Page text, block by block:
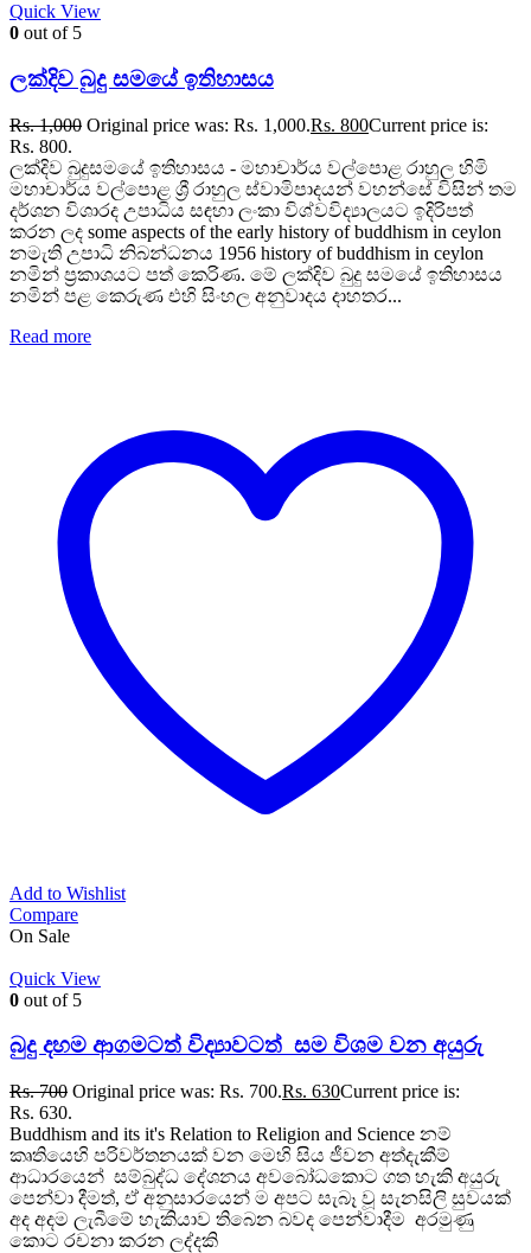
Quick View
0 out of 5
ලක්දිව බුදු සමයේ ඉතිහාසය
Rs.1,000 Original price was: Rs. 1,000.Rs. 800Current price is:
Rs. 800.
ලක්දිව බුදුසමයේ ඉතිහාසය - මහාචාර්ය වල්පොළ රාහුල හිමි
මහාචාර්ය වල්පොළ ශ්‍රී රාහුල ස්වාමිපාදයන් වහන්සේ විසින් තම
දර්ශන විශාරද උපාධිය සඳහා ලංකා විශ්වවිද්‍යාලයට ඉදිරිපත්
කරන ලද some aspects of the early history of buddhism in ceylon
නමැති උපාධි නිබන්ධනය 1956 history of buddhism in ceylon
නමින් ප්‍රකාශයට පත් කෙරිණ. මේ ලක්දිව බුදු සමයේ ඉතිහාසය
නමින් පළ කෙරුණ එහි සිංහල අනුවාදය දාහතර...
Read more
Add to Wishlist
Compare
On Sale
Quick View
0 out of 5
බුදු දහම ආගමටත් විද්‍යාවටත් සම විශම වන අයුරු
Rs.700 Original price was: Rs. 700.Rs. 630Current price is:
Rs. 630.
Buddhism and its it's Relation to Religion and Science නම්
කෘතියෙහි පරිවර්තනයක් වන මෙහි සිය ජීවන අත්දැකීම්
ආධාරයෙන් සම්බුද්ධ දේශනය අවබෝධකොට ගත හැකි අයුරු
පෙන්වා දීමත්, ඒ අනුසාරයෙන් ම අපට සැබෑ වූ සැනසිලි සුවයක්
අද අදම ලැබීමේ හැකියාව තිබෙන බවද පෙන්වාදීම අරමුණු
කොට රචනා කරන ලද්දකි